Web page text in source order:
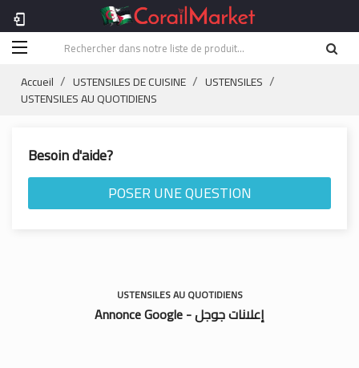
phonelink_setup
Accueil USTENSILES DE CUISINE
USTENSILES
USTENSILES AU QUOTIDIENS
Besoin d'aide?
POSER UNE QUESTION
USTENSILES AU QUOTIDIENS
Annonce Google - إعلانات جوجل